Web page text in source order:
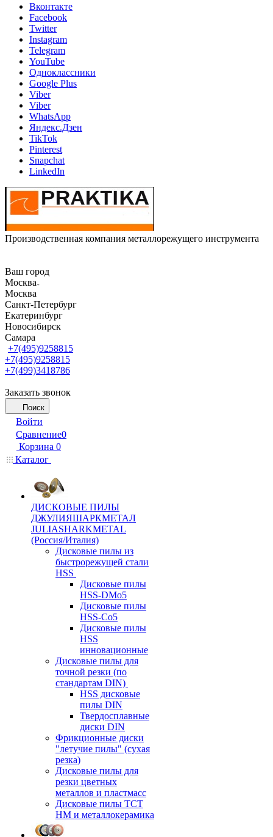
Вконтакте
Facebook
Twitter
Instagram
Telegram
YouTube
Одноклассники
Google Plus
Viber
Viber
WhatsApp
Яндекс.Дзен
TikTok
Pinterest
Snapchat
LinkedIn
Производственная компания металлорежущего инструмента
Ваш город
Москва
Москва
Санкт-Петербург
Екатеринбург
Новосибирск
Самара
+7(495)9258815
+7(495)9258815
+7(499)3418786
Заказать звонок
Поиск
Войти
Сравнение0
Корзина 0
Каталог
ДИСКОВЫЕ ПИЛЫ
ДЖУЛИЯШАРКМЕТАЛ
JULIASHARKMETAL
(Россия/Италия)
Дисковые пилы из
быстрорежущей стали
HSS
Дисковые пилы
HSS-DMo5
Дисковые пилы
HSS-Co5
Дисковые пилы
HSS
инновационные
Дисковые пилы для
точной резки (по
стандартам DIN)
HSS дисковые
пилы DIN
Твердосплавные
диски DIN
Фрикционные диски
"летучие пилы" (сухая
резка)
Дисковые пилы для
резки цветных
металлов и пластмасс
Дисковые пилы ТСТ
НМ и металлокерамика